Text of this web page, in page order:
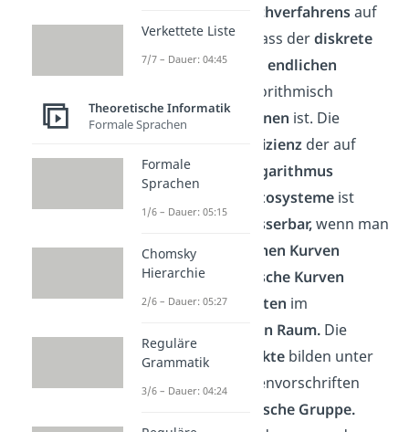
Schlüsselaustauschverfahrensauf
derVermutung, dass derdiskrete
Logarithmus überendlichen
algorithmisch
effektivzuberechnen ist. Die
Effizienz der auf
demdiskreten Logarithmus
basierenden
Kryptosysteme ist
sogar noch
verbesserbar,wenn man
diese auf
elliptischen Kurven
betrachtet.
Elliptische Kurven
entsprechen Punkten im
zweidimensionalen Raum. Die
Mengedieser Punkte bilden unter
bestimmten Rechenvorschriften
endliche abelsche Gruppe.
Verkettete Liste
7/7 – Dauer: 04:45
Theoretische Informatik
Formale Sprachen
Formale
Sprachen
1/6 – Dauer: 05:15
Chomsky
Hierarchie
2/6 – Dauer: 05:27
Reguläre
Grammatik
3/6 – Dauer: 04:24